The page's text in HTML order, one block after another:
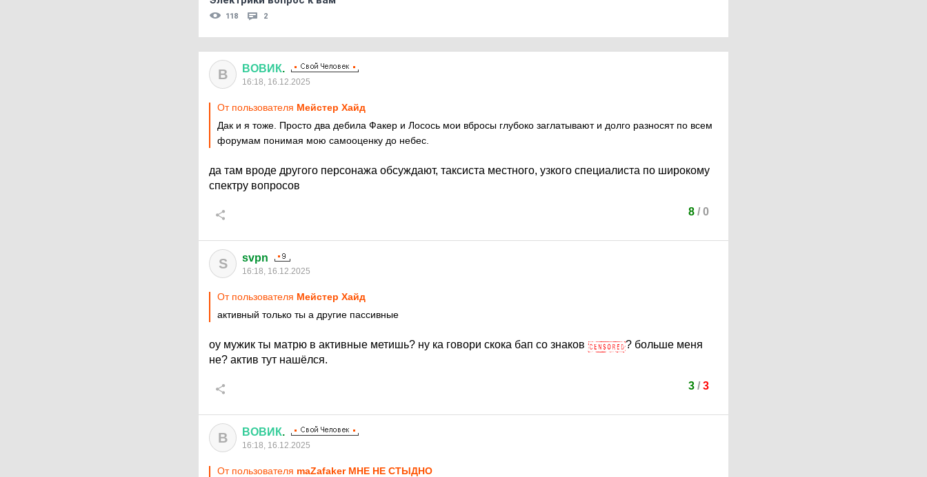
118 2
В ВОВИК.
16:18, 16.12.2025
От пользователя Мейстер Хайд
Дак и я тоже. Просто два дебила Факер и Лосось мои вбросы глубоко заглатывают и долго разносят по всем
форумам понимая мою самооценку до небес.
да там вроде другого персонажа обсуждают, таксиста местного, узкого специалиста по широкому
спектру вопросов
8/ 0
S svpn
16:18, 16.12.2025
От пользователя Мейстер Хайд
активный только ты а другие пассивные
оу мужик ты матрю в активные метишь? ну ка говори скока бап со знаков
? больше меня
не? актив тут нашёлся.
3/ 3
В ВОВИК.
16:18, 16.12.2025
От пользователя maZafaker МНЕ НЕ СТЫДНО